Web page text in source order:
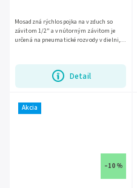
Detail
Mosadzná rýchlospojka na vzduch so
závitom 1/2" a vnútorným závitom je
určená na pneumatické rozvody v dielni,
Akcia
–10 %